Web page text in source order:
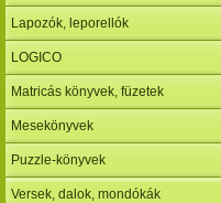
Lapozók, leporellók
LOGICO
Matricás könyvek, füzetek
Mesekönyvek
Puzzle-könyvek
Versek, dalok, mondókák